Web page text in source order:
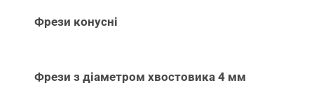
Фрези конусні
Фрези з діаметром хвостовика 4 мм